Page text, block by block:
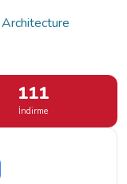
111
İndirme